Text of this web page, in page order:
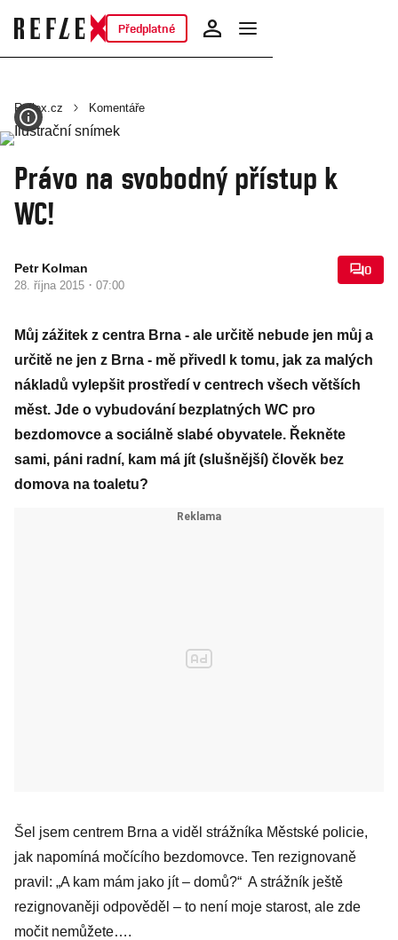
Předplatné
Reflex.cz Komentáře
Právo na svobodný přístup k
WC!
Petr Kolman
28. října 2015 · 07:00
0
Můj zážitek z centra Brna - ale určitě nebude jen můj a
určitě ne jen z Brna - mě přivedl k tomu, jak za malých
nákladů vylepšit prostředí v centrech všech větších
měst. Jde o vybudování bezplatných WC pro
bezdomovce a sociálně slabé obyvatele. Řekněte
sami, páni radní, kam má jít (slušnější) člověk bez
domova na toaletu?
Šel jsem centrem Brna a viděl strážníka Městské policie,
jak napomíná močícího bezdomovce. Ten rezignovaně
pravil: „A kam mám jako jít – domů?“ A strážník ještě
rezignovaněji odpověděl – to není moje starost, ale zde
močit nemůžete….